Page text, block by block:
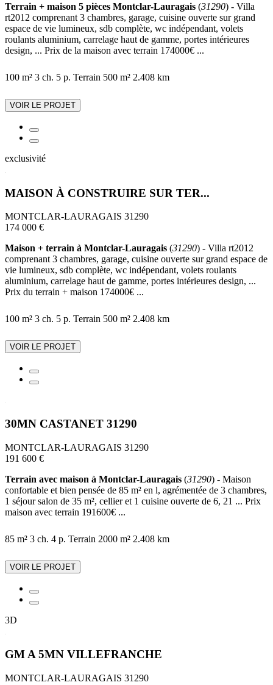
Terrain + maison 5 pièces Montclar-Lauragais (31290) - Villa
rt2012 comprenant 3 chambres, garage, cuisine ouverte sur grand
espace de vie lumineux, sdb complète, wc indépendant, volets
roulants aluminium, carrelage haut de gamme, portes intérieures
design, ... Prix de la maison avec terrain 174000€ ...
100 m² 3 ch. 5 p. Terrain 500 m² 2.408 km
VOIR LE PROJET
exclusivité
MAISON À CONSTRUIRE SUR TER...
MONTCLAR-LAURAGAIS 31290
174 000 €
Maison + terrain à Montclar-Lauragais (31290) - Villa rt2012
comprenant 3 chambres, garage, cuisine ouverte sur grand espace de
vie lumineux, sdb complète, wc indépendant, volets roulants
aluminium, carrelage haut de gamme, portes intérieures design, ...
Prix du terrain + maison 174000€ ...
100 m² 3 ch. 5 p. Terrain 500 m² 2.408 km
VOIR LE PROJET
30MN CASTANET 31290
MONTCLAR-LAURAGAIS 31290
191 600 €
Terrain avec maison à Montclar-Lauragais (31290) - Maison
confortable et bien pensée de 85 m² en l, agrémentée de 3 chambres,
1 séjour salon de 35 m², cellier et 1 cuisine ouverte de 6, 21 ... Prix
maison avec terrain 191600€ ...
85 m² 3 ch. 4 p. Terrain 2000 m² 2.408 km
VOIR LE PROJET
3D
GM A 5MN VILLEFRANCHE
MONTCLAR-LAURAGAIS 31290